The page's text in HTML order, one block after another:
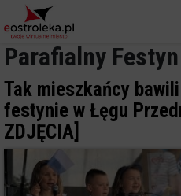
Parafialny
Tak mieszkańcy
festynie w Łęgu
ZDJĘCIA]